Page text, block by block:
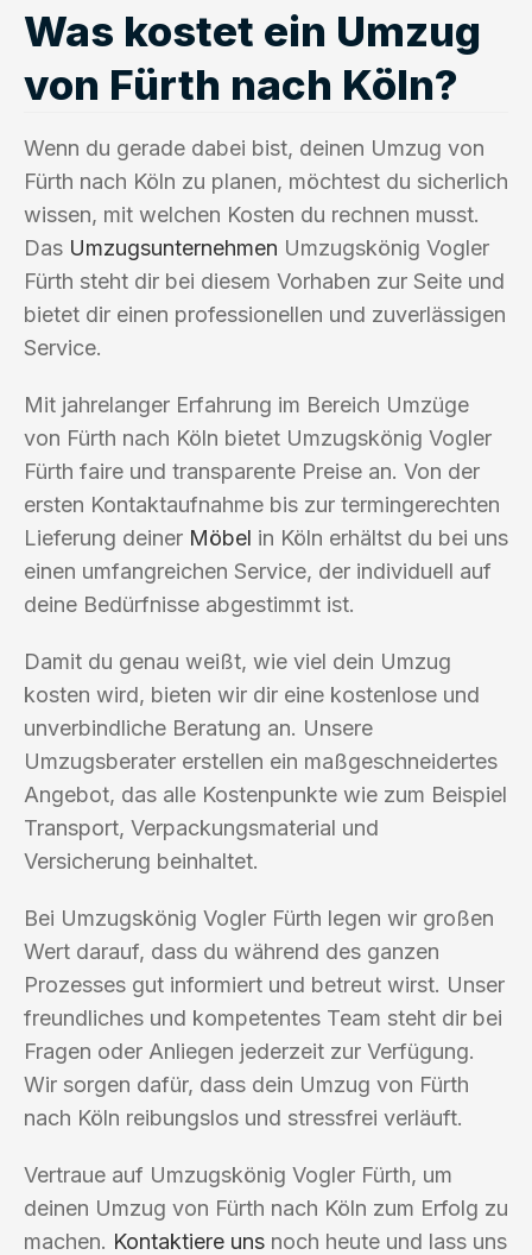
Was kostet ein Umzug
von Fürth nach Köln?
Wenn du gerade dabei bist, deinen Umzug von
Fürth nach Köln zu planen, möchtest du sicherlich
wissen, mit welchen Kosten du rechnen musst.
Das Umzugsunternehmen Umzugskönig Vogler
Fürth steht dir bei diesem Vorhaben zur Seite und
bietet dir einen professionellen und zuverlässigen
Service.
Mit jahrelanger Erfahrung im Bereich Umzüge
von Fürth nach Köln bietet Umzugskönig Vogler
Fürth faire und transparente Preise an. Von der
ersten Kontaktaufnahme bis zur termingerechten
Lieferung deiner Möbel in Köln erhältst du bei uns
einen umfangreichen Service, der individuell auf
deine Bedürfnisse abgestimmt ist.
Damit du genau weißt, wie viel dein Umzug
kosten wird, bieten wir dir eine kostenlose und
unverbindliche Beratung an. Unsere
Umzugsberater erstellen ein maßgeschneidertes
Angebot, das alle Kostenpunkte wie zum Beispiel
Transport, Verpackungsmaterial und
Versicherung beinhaltet.
Bei Umzugskönig Vogler Fürth legen wir großen
Wert darauf, dass du während des ganzen
Prozesses gut informiert und betreut wirst. Unser
freundliches und kompetentes Team steht dir bei
Fragen oder Anliegen jederzeit zur Verfügung.
Wir sorgen dafür, dass dein Umzug von Fürth
nach Köln reibungslos und stressfrei verläuft.
Vertraue auf Umzugskönig Vogler Fürth, um
deinen Umzug von Fürth nach Köln zum Erfolg zu
machen. Kontaktiere uns noch heute und lass uns